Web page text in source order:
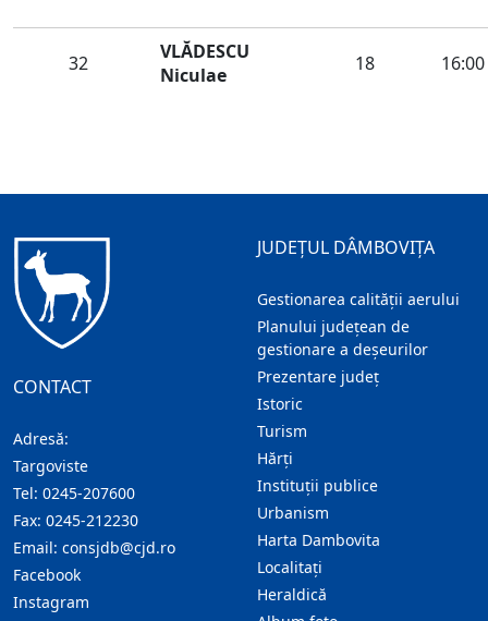
32
VLĂDESCU
Niculae
18 16:00
CONTACT
Adresă:
Targoviste
Tel: 0245-207600
Fax: 0245-212230
Email: consjdb@cjd.ro
Facebook
Instagram
JUDEȚUL DÂMBOVIȚA
Gestionarea calității aerului
Planului județean de
gestionare a deșeurilor
Prezentare judeţ
Istoric
Turism
Hărţi
Instituţii publice
Urbanism
Harta Dambovita
Localitaţi
Heraldică